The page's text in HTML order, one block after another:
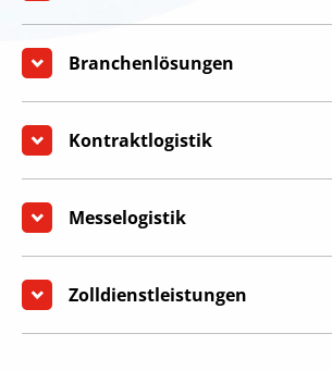
Branchenlösungen
Kontraktlogistik
Messelogistik
Zolldienstleistungen